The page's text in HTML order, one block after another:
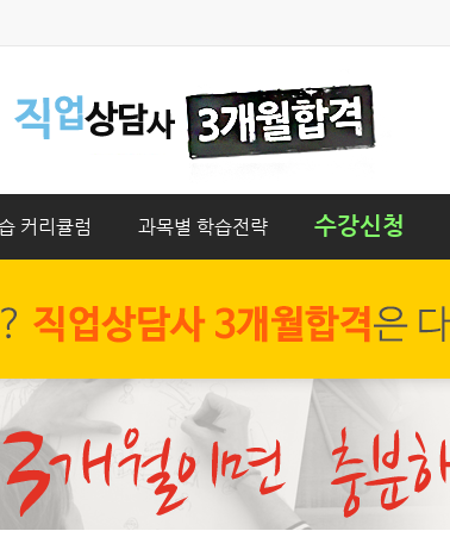
커리큘럼 과목별 학습전략 수강신청